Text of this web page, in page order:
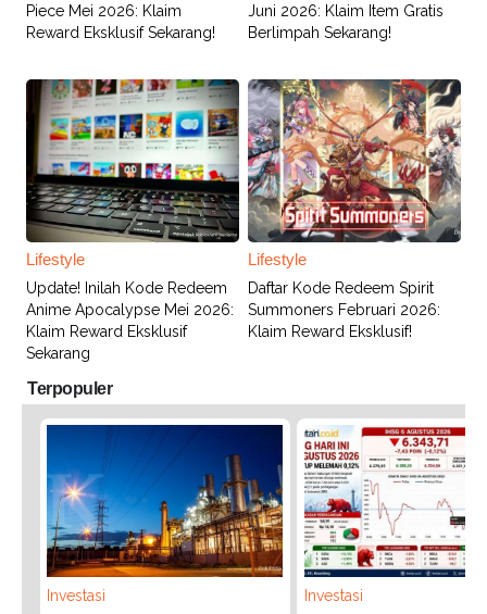
Piece Mei 2026: Klaim
Reward Eksklusif Sekarang!
Juni 2026: Klaim Item Gratis
Berlimpah Sekarang!
Lifestyle
Update! Inilah Kode Redeem
Anime Apocalypse Mei 2026:
Klaim Reward Eksklusif
Sekarang
Lifestyle
Daftar Kode Redeem Spirit
Summoners Februari 2026:
Klaim Reward Eksklusif!
Terpopuler
Investasi
Investasi